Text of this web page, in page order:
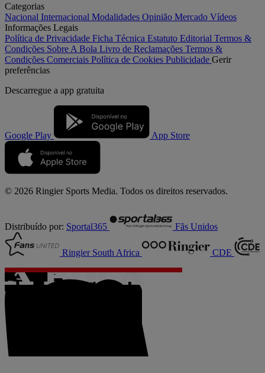
Categorias
Nacional Internacional Modalidades Opinião Mercado Vídeos
Informações Legais
Política de Privacidade Ficha Técnica Estatuto Editorial Termos &
Condições Sobre A Bola Livro de Reclamações Termos &
Condições Comerciais Política de Cookies Publicidade Gerir
preferências
Descarregue a app gratuita
Google Play App Store
© 2026 Ringier Sports Media. Todos os direitos reservados.
Distribuído por: Sportal365 Fãs Unidos
Ringier South Africa CDE